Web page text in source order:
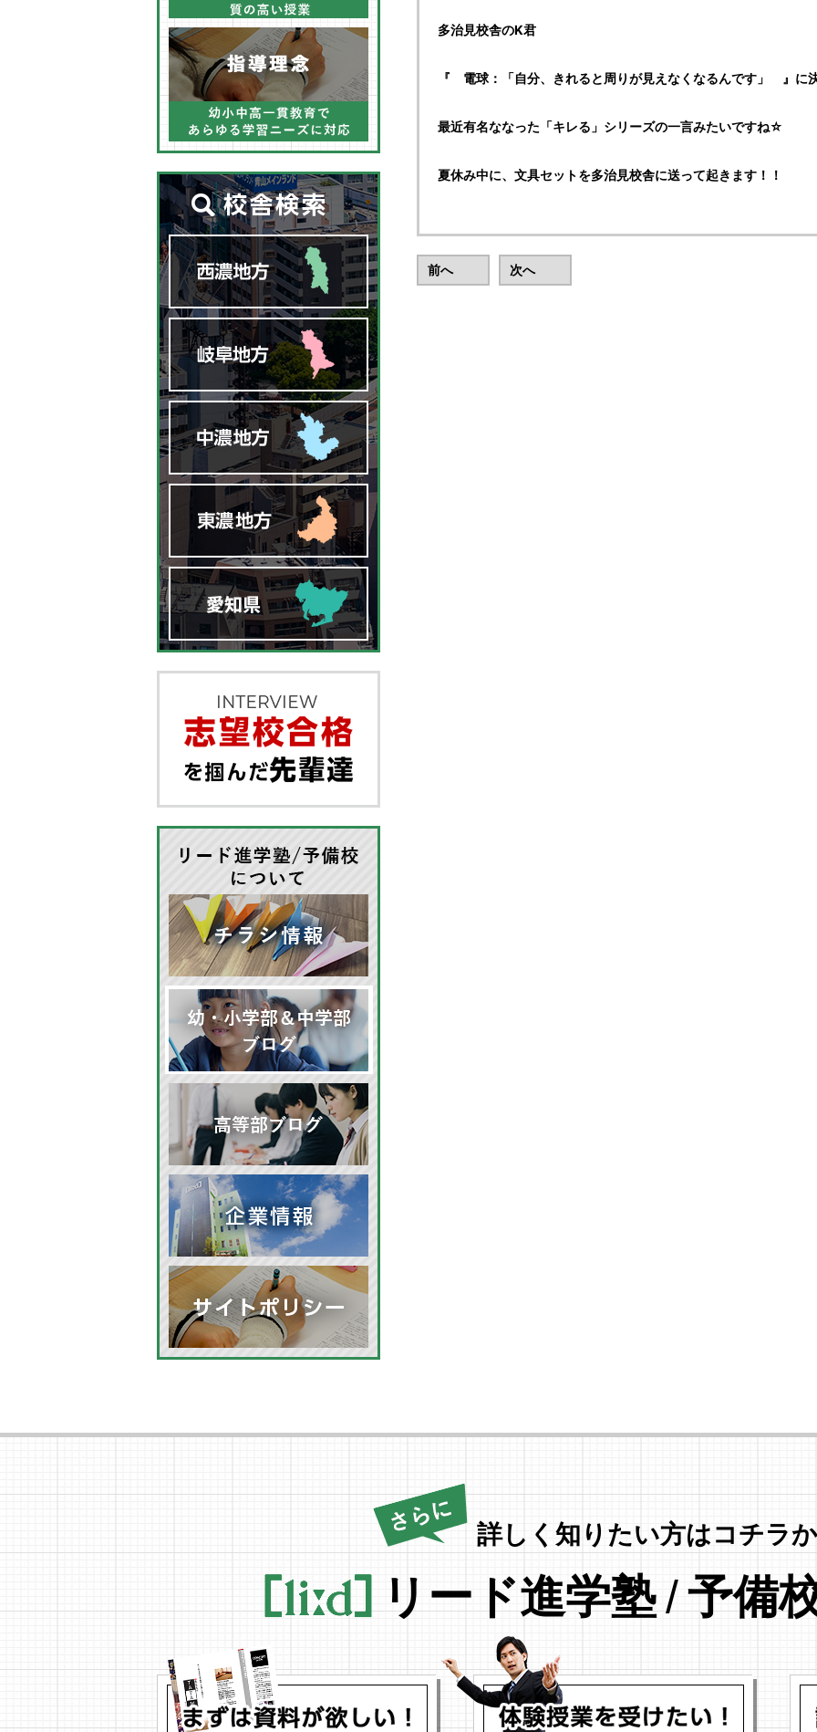
多治見校舎のK君
『 電球：「自分、きれると周りが見えなくなるんです」 』に
最近有名ななった「キレる」シリーズの一言みたいですね☆
夏休み中に、文具セットを多治見校舎に送って起きます！！
前へ 次へ
詳しく知りたい方はコチラ
リード進学塾/予備